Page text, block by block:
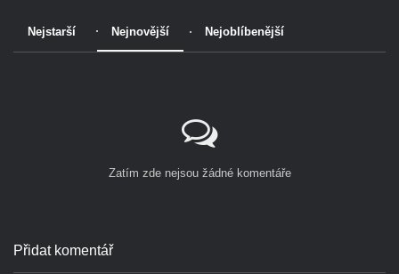
Nejstarší Nejnovější Nejoblíbenější
Zatím zde nejsou žádné komentáře
Přidat komentář